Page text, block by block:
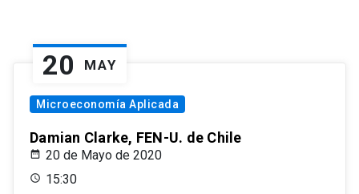
20 MAY
Microeconomía Aplicada
Damian Clarke, FEN-U. de Chile
20 de Mayo de 2020
15:30